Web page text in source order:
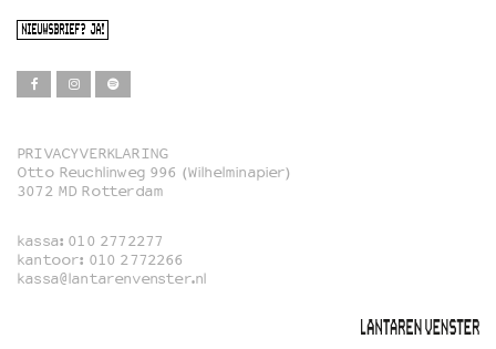
NIEUWSBRIEF? JA!
Film
Familie
Film in English
PRIVACYVERKLARING
Otto Reuchlinweg 996 (Wilhelminapier)
3072 MD Rotterdam
kassa: 010 2772277
kantoor: 010 2772266
kassa@lantarenvenster.nl